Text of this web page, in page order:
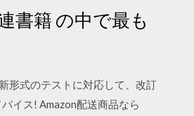
書籍 の中で最も
形式のテストに対応して、改訂
イス! Amazon配送商品なら